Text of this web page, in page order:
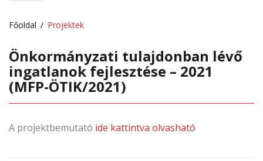
Főoldal Projektek
Önkormányzati tulajdonban lévő
ingatlanok fejlesztése – 2021
(MFP-ÖTIK/2021)
A projektbemutató ide kattintva olvasható